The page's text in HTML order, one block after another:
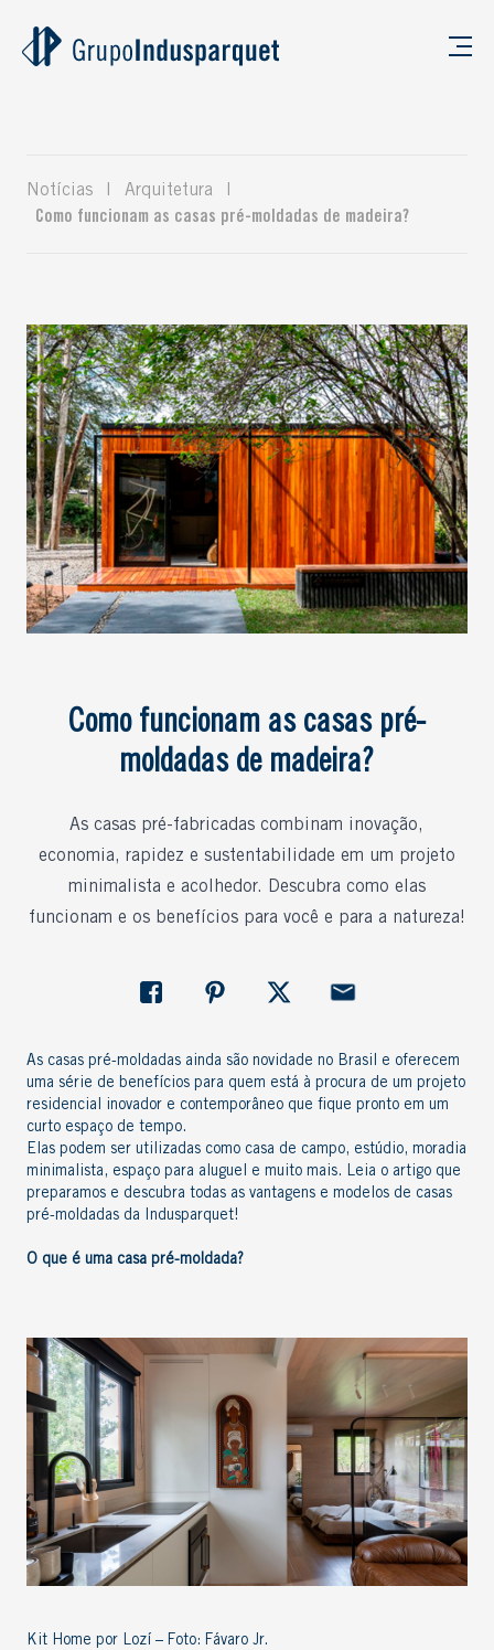
Notícias Arquitetura
Como funcionam as casas pré-moldadas de madeira?
Como funcionam as casas pré-
moldadas de madeira?
As casas pré-fabricadas combinam inovação,
economia, rapidez e sustentabilidade em um projeto
minimalista e acolhedor. Descubra como elas
funcionam e os benefícios para você e para a natureza!
As casas pré-moldadas ainda são novidade no Brasil e oferecem
uma série de benefícios para quem está à procura de um projeto
residencial inovador e contemporâneo que fique pronto em um
curto espaço de tempo.
Elas podem ser utilizadas como casa de campo, estúdio, moradia
minimalista, espaço para aluguel e muito mais. Leia o artigo que
preparamos e descubra todas as vantagens e modelos de casas
pré-moldadas da Indusparquet!
O que é uma casa pré-moldada?
Kit Home por Lozí – Foto: Fávaro Jr.